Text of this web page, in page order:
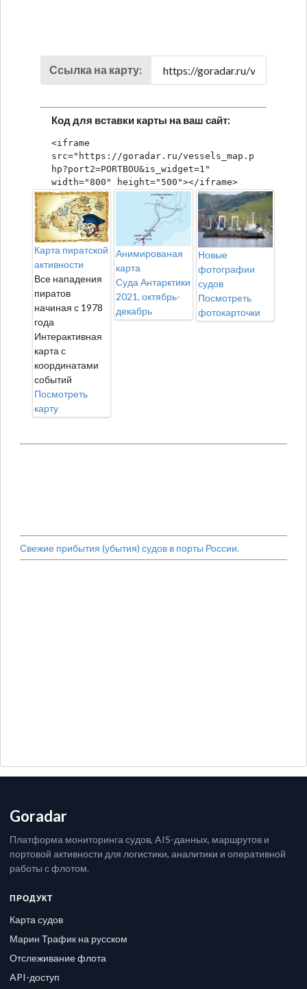
Ссылка на карту:
Код для вставки карты на ваш сайт:
<iframe
src="https://goradar.ru/vessels_map.p
hp?port2=PORTBOU&is_widget=1"
width="800" height="500"></iframe>
Карта пиратской
активности
Все нападения
пиратов
начиная с 1978
года
Интерактивная
карта с
координатами
событий
Посмотреть
карту
Анимированая
карта
Суда Антарктики
2021, октябрь-
декабрь
Новые
фотографии
судов
Посмотреть
фотокарточки
Свежие прибытия (убытия) судов в порты России.
Goradar
Платформа мониторинга судов, AIS-данных, маршрутов и
портовой активности для логистики, аналитики и оперативной
работы с флотом.
ПРОДУКТ
Карта судов
Марин Трафик на русском
Отслеживание флота
API-доступ